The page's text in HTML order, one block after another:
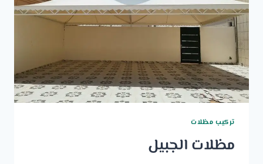
تركيب مظلات
مظلات الجبيل